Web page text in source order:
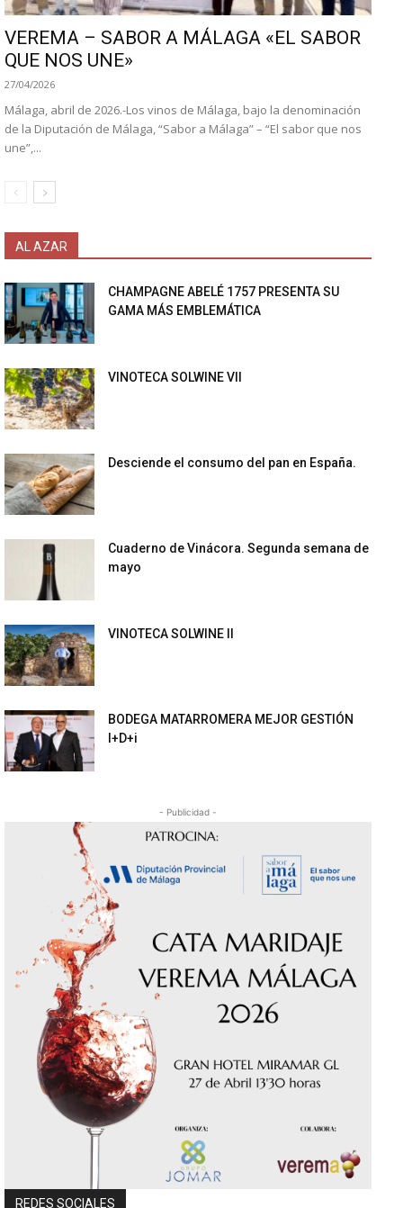
VEREMA – SABOR A MÁLAGA «EL SABOR
QUE NOS UNE»
27/04/2026
Málaga, abril de 2026.-Los vinos de Málaga, bajo la denominación
de la Diputación de Málaga, “Sabor a Málaga” – “El sabor que nos
une”,...
AL AZAR
CHAMPAGNE ABELÉ 1757 PRESENTA SU
GAMA MÁS EMBLEMÁTICA
VINOTECA SOLWINE VII
Desciende el consumo del pan en España.
Cuaderno de Vinácora. Segunda semana de
mayo
VINOTECA SOLWINE II
BODEGA MATARROMERA MEJOR GESTIÓN
I+D+i
- Publicidad -
REDES SOCIALES